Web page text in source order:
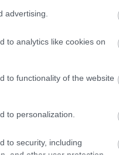
advertising.
to analytics like cookies on
to functionality of the website
to personalization.
to security, including
and other user protection.